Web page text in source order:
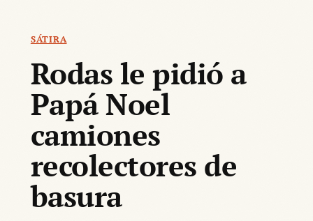
SÁTIRA
Rodas le pidió a
Papá Noel
camiones
recolectores de
basura